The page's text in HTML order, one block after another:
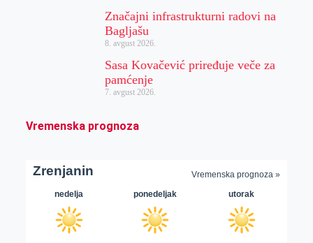
Značajni infrastrukturni radovi na
Bagljašu
8. avgust 2026.
Sasa Kovačević priređuje veče za
pamćenje
7. avgust 2026.
Vremenska prognoza